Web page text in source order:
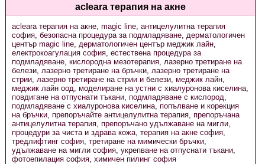
acleara терапия на акне
acleara терапия на акне, magic line, антицелулитна терапия
софия, безопасна процедура за подмладяване, дерматологичен
център magic line, дерматологичен център меджик лайн,
електрокоагулация софия, естествена процедура за
подмладяване, кислородна мезотерапия, лазерно третиране на
белези, лазерно третиране на бръчки, лазерно третиране на
стрии, лазерно третиране на стрии и белези, меджик лайн,
меджик лайн оод, моделиране на устни с хиалуронова киселина,
повдигане на отпуснати тъкани, подмладяване с кислород,
подмладяване с хиалуронова киселина, попълване и корекция
на бръчки, препоръчайте антицелулитна терапия, препоръчана
антицелулитна терапия, препоръчано удължаване на мигли,
процедури за чиста и здрава кожа, терапия на акне софия,
тредлифтинг софия, третиране на мимически бръчки,
удължаване на мигли софия, укрепване на отпуснати тъкани,
фотоепилация софия, химичен пилинг софия